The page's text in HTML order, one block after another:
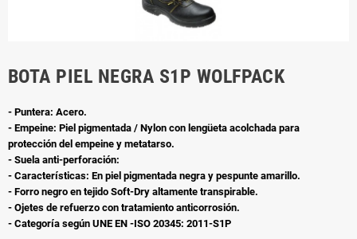
BOTA PIEL NEGRA S1P WOLFPACK
- Puntera: Acero.
- Empeine: Piel pigmentada / Nylon con lengüeta acolchada para
protección del empeine y metatarso.
- Suela anti-perforación:
- Características: En piel pigmentada negra y pespunte amarillo.
- Forro negro en tejido Soft-Dry altamente transpirable.
- Ojetes de refuerzo con tratamiento anticorrosión.
- Categoría según UNE EN -ISO 20345: 2011-S1P